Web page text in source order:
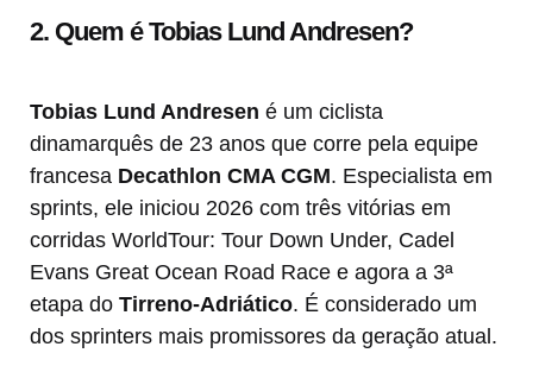
2. Quem é Tobias Lund Andresen?
Tobias Lund Andresen é um ciclista
dinamarquês de 23 anos que corre pela equipe
francesa Decathlon CMA CGM. Especialista em
sprints, ele iniciou 2026 com três vitórias em
corridas WorldTour: Tour Down Under, Cadel
Evans Great Ocean Road Race e agora a 3ª
etapa do Tirreno-Adriático. É considerado um
dos sprinters mais promissores da geração atual.